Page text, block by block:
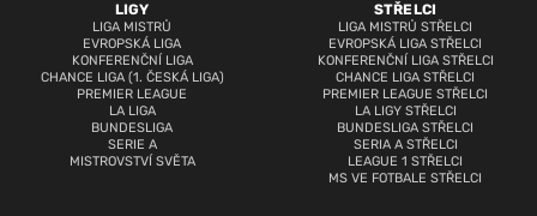
LIGY
LIGA MISTRŮ
EVROPSKÁ LIGA
KONFERENČNÍ LIGA
CHANCE LIGA (1. ČESKÁ LIGA)
PREMIER LEAGUE
LA LIGA
BUNDESLIGA
SERIE A
MISTROVSTVÍ SVĚTA
STŘELCI
LIGA MISTRŮ STŘELCI
EVROPSKÁ LIGA STŘELCI
KONFERENČNÍ LIGA STŘELCI
CHANCE LIGA STŘELCI
PREMIER LEAGUE STŘELCI
LA LIGY STŘELCI
BUNDESLIGA STŘELCI
SERIA A STŘELCI
LEAGUE 1 STŘELCI
MS VE FOTBALE STŘELCI